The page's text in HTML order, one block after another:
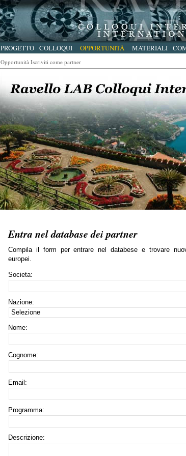
PROGETTO COLLOQUI OPPORTUNITÀ MATERIALI
Opportunità Iscriviti come partner
Entra nel database dei partner
Compila il form per entrare nel databese e trovare
europei.
Societa:
Nazione:
Nome:
Cognome:
Email :
Programma:
Descrizione: